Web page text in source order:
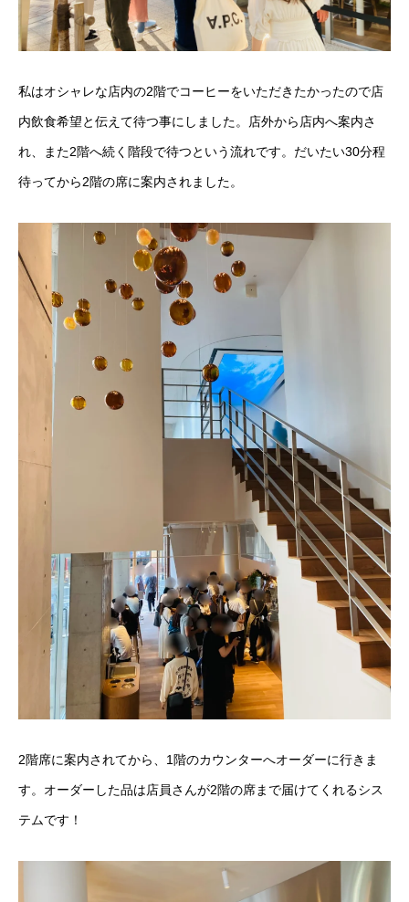
私はオシャレな店内の2階でコーヒーをいただきたかったので店
内飲食希望と伝えて待つ事にしました。店外から店内へ案内さ
れ、また2階へ続く階段で待つという流れです。だいたい30分程
待ってから2階の席に案内されました。
2階席に案内されてから、1階のカウンターへオーダーに行きま
す。オーダーした品は店員さんが2階の席まで届けてくれるシス
テムです！